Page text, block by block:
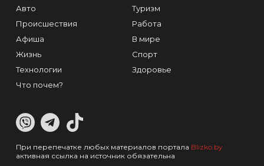
Авто
Происшествия
Афиша
Жизнь
Технологии
Что почем?
Туризм
Работа
В мире
Спорт
Здоровье
При перепечатке любых материалов портала Blizko.by
активная ссылка на источник обязательна